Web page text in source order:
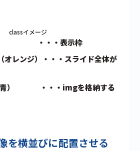
classイメージ
） ・・・表示枠
レンジ）・・・スライド全体が
） ・・・imgを格納する
を横並びに配置させる